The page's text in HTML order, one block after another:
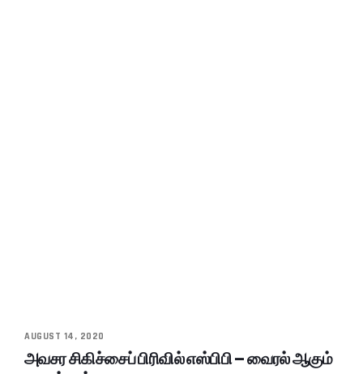
AUGUST 14, 2020
அவசர சிகிச்சைப் பிரிவில் எஸ்பிபி – வைரல் ஆகும்